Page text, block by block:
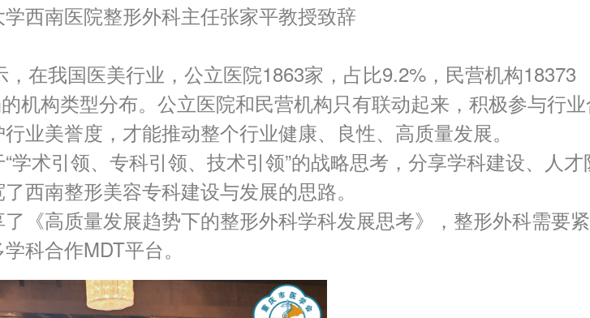
西南医院整形外科主任张家平教授致辞
在我国医美行业，公立医院1863家，占比9.2%，民营机构18373
机构类型分布。公立医院和民营机构只有联动起来，积极参与行
业美誉度，才能推动整个行业健康、良性、高质量发展。
术引领、专科引领、技术引领”的战略思考，分享学科建设、人才
西南整形美容专科建设与发展的思路。
《高质量发展趋势下的整形外科学科发展思考》，整形外科需要
科合作MDT平台。